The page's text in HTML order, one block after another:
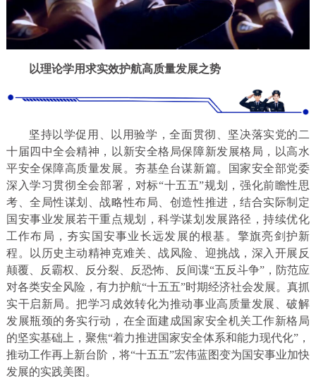
以理论学用求实效护航高质量发展之势
坚持以学促用、以用验学，全面贯彻、坚决落实党的二
十届四中全会精神，以新安全格局保障新发展格局，以高水
平安全保障高质量发展。夯基垒台谋新篇。国家安全部党委
深入学习贯彻全会部署，对标“十五五”规划，强化前瞻性思
考、全局性谋划、战略性布局、创造性推进，结合实际制定
国安事业发展若干重点规划，科学谋划发展路径，持续优化
工作布局，夯实国安事业长远发展的根基。擎旗亮剑护新
程。以历史主动精神克难关、战风险、迎挑战，深入开展反
颠覆、反霸权、反分裂、反恐怖、反间谍“五反斗争”，防范应
对各类安全风险，有力护航“十五五”时期经济社会发展。真抓
实干启新局。把学习成效转化为推动事业高质量发展、破解
发展瓶颈的务实行动，在全面建成国家安全机关工作新格局
的坚实基础上，聚焦“着力推进国家安全体系和能力现代化”，
推动工作再上新台阶，将“十五五”宏伟蓝图变为国安事业加快
发展的实践美图。